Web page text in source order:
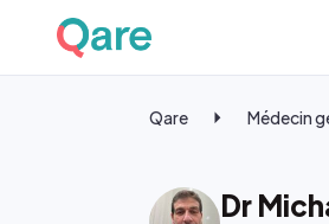
Qare Médecin
Dr